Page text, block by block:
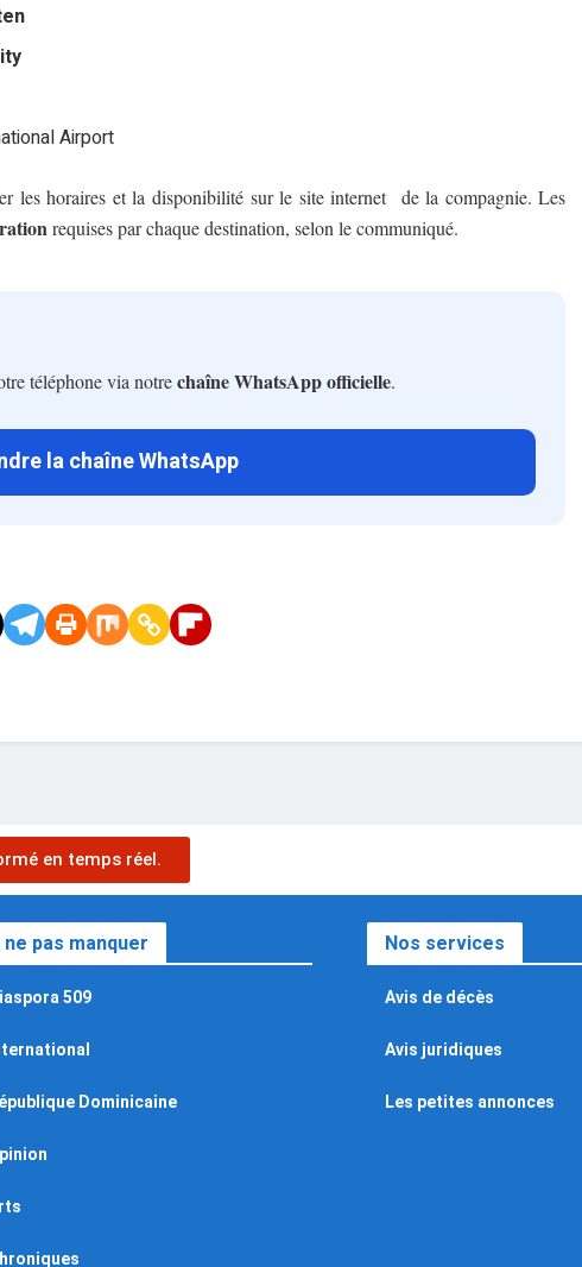
Airport
les horaires et la disponibilité sur le site internet de la compagnie. Les
requises par chaque destination, selon le communiqué.
téléphone via notrechaîne WhatsApp officielle.
la chaîne WhatsApp
en temps réel.
ne pas manquer
509
Dominicaine
Nos services
Avis de décès
Avis juridiques
Les petites annonces